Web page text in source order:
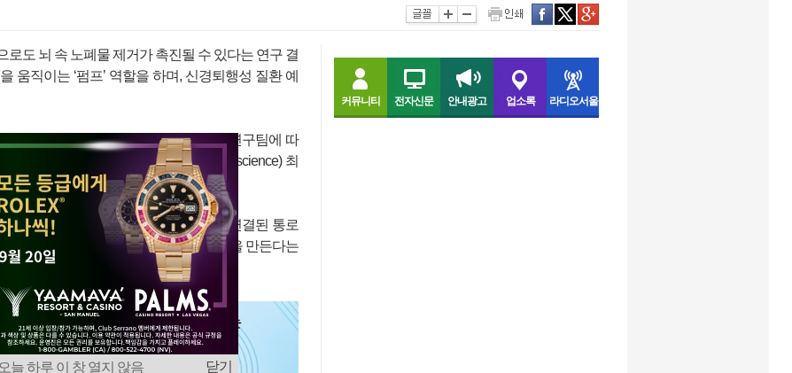
인쇄 facebooktwitter구글
도 뇌 속 노폐물 제거가 촉진될 수 있다는 연구 결
움직이는 ‘펌프’ 역할을 하며, 신경퇴행성 질환 예
리와 미국 펜실베이니아 주립대학교 연구팀에 따
‘네이처 뉴로사이언스’(Nature Neuroscience) 최
의 관계를 발표했다.
부 혈관이 압박되면서 혈액이 척수와 연결된 통로
처럼 작동해 뇌에 아주 미세한 움직임을 만든다는
커뮤니티 전자신문 안내광고 업소록 라디오서울
오늘 하루 이 창 열지 않음 닫기